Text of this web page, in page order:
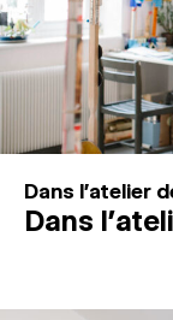
Recherche
Connexion
Dans l'atelier
Dans